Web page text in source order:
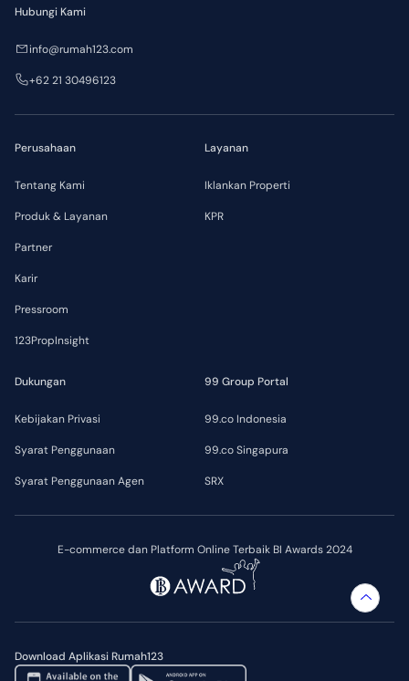
E-commerce dan Platform Online Terbaik BI Awards 2024
Download Aplikasi Rumah123
Perusahaan
Tentang Kami
Produk & Layanan
Partner
Karir
Pressroom
123PropInsight
Layanan
Iklankan Properti
KPR
Dukungan
Kebijakan Privasi
Syarat Penggunaan
Syarat Penggunaan Agen
99 Group Portal
99.co Indonesia
99.co Singapura
SRX
Hubungi Kami
info@rumah123.com
+62 21 30496123